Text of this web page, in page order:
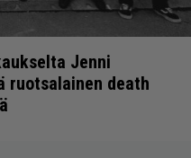
Jenni
ruotsalainen death